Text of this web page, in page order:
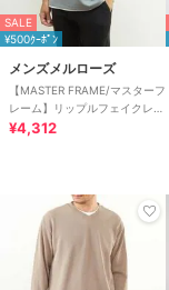
SALE
¥500ｸｰﾎﾟﾝ
メンズメルローズ
【MASTER FRAME/マスターフ
レーム】リップルフェイクレイ
ヤードクルーネックTシャツ
¥4,312